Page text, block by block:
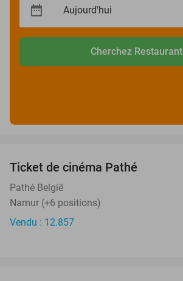
Cherchez Restaurant
Ticket de cinéma Pathé
Pathé België
Namur (+6 positions)
Vendu : 12.857